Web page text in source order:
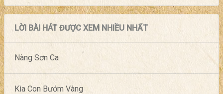
LỜI BÀI HÁT ĐƯỢC XEM NHIỀU NHẤT
Nàng Sơn Ca
Kìa Con Bướm Vàng